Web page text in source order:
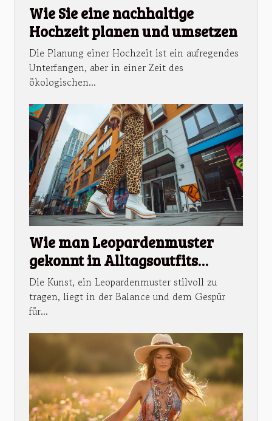
Wie Sie eine nachhaltige
Hochzeit planen und umsetzen
Die Planung einer Hochzeit ist ein aufregendes
Unterfangen, aber in einer Zeit des
ökologischen...
Wie man Leopardenmuster
gekonnt in Alltagsoutfits
integriert
Die Kunst, ein Leopardenmuster stilvoll zu
tragen, liegt in der Balance und dem Gespür
für...